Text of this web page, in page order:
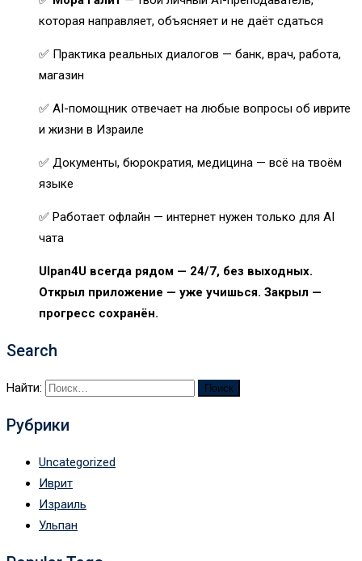
которая направляет, объясняет и не даёт сдаться
✅ Практика реальных диалогов — банк, врач, работа,
магазин
✅ AI-помощник отвечает на любые вопросы об иврите
и жизни в Израиле
✅ Документы, бюрократия, медицина — всё на твоём
языке
✅ Работает офлайн — интернет нужен только для AI
чата
Ulpan4U всегда рядом — 24/7, без выходных.
Открыл приложение — уже учишься. Закрыл —
прогресс сохранён.
Search
Найти:
Рубрики
Uncategorized
Иврит
Израиль
Ульпан